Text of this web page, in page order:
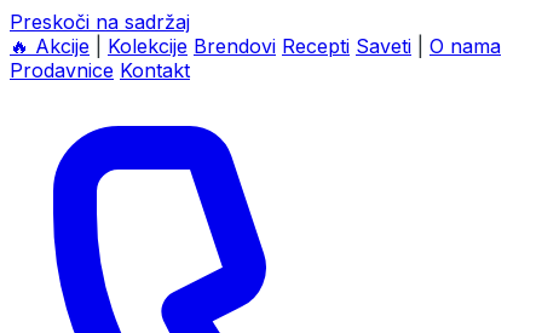
Preskoči na sadržaj
🔥 Akcije Kolekcije Brendovi Recepti Saveti
O nama
Prodavnice Kontakt